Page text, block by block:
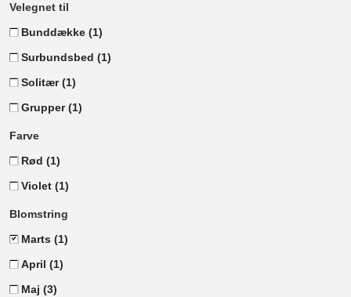
Velegnet til
Bunddække (1)
Surbundsbed (1)
Solitær(1)
Grupper(1)
Farve
Rød (1)
Violet (1)
Blomstring
Marts (1)
April (1)
Maj (3)